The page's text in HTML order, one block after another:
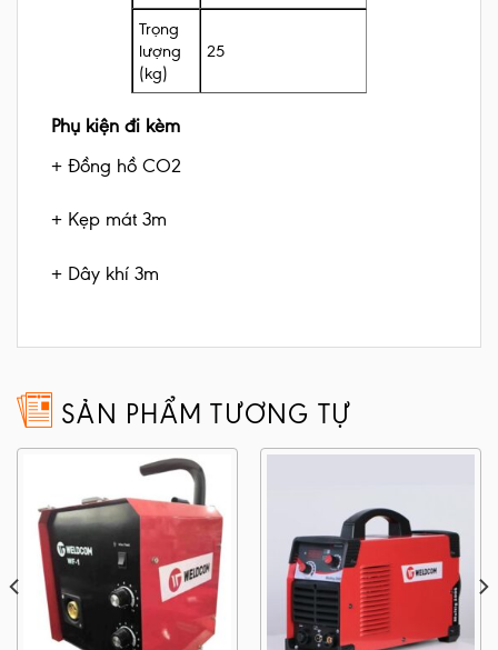
Trọng
lượng
(kg)
25
Phụ kiện đi kèm
+ Đồng hồ CO2
+ Kẹp mát 3m
+ Dây khí 3m
SẢN PHẨM TƯƠNG TỰ